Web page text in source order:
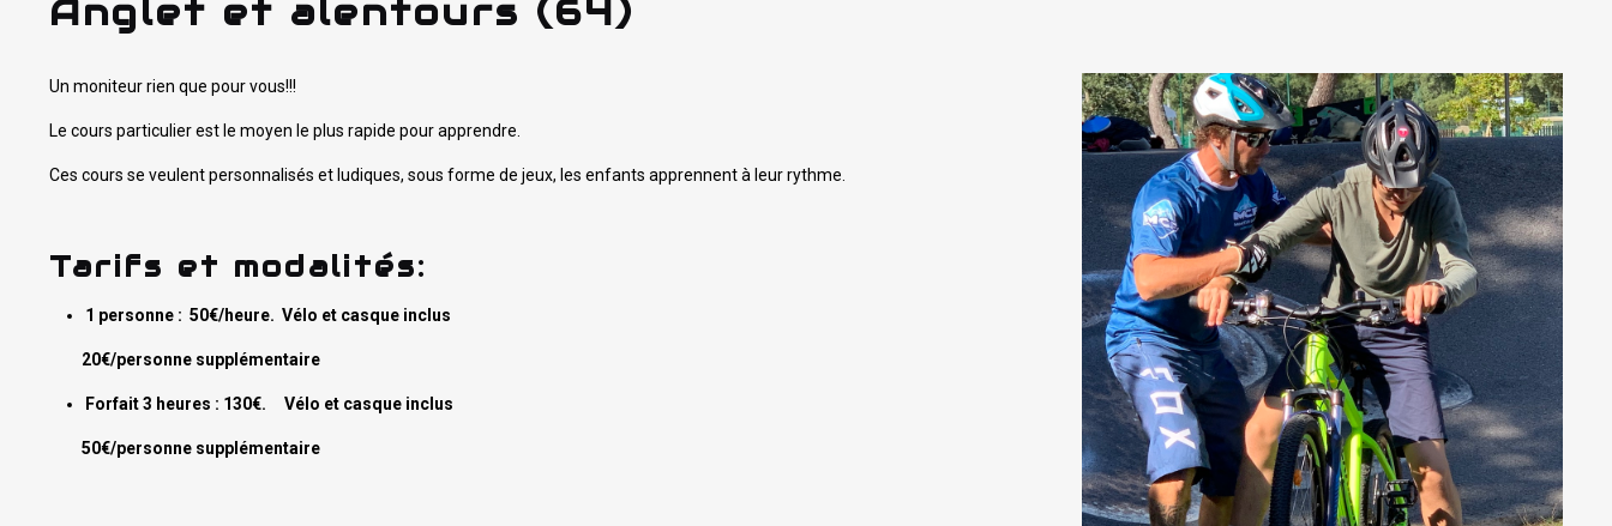
Anglet et alentours (64)
Un moniteur rien que pour vous!!!
Le cours particulier est le moyen le plus rapide pour apprendre.
Ces cours se veulent personnalisés et ludiques, sous forme de jeux, les enfants apprennent à leur rythme.
Tarifs et modalités:
1 personne : 50€/heure. Vélo et casque inclus
20€/personne supplémentaire
Forfait 3 heures : 130€. Vélo et casque inclus
50€/personne supplémentaire